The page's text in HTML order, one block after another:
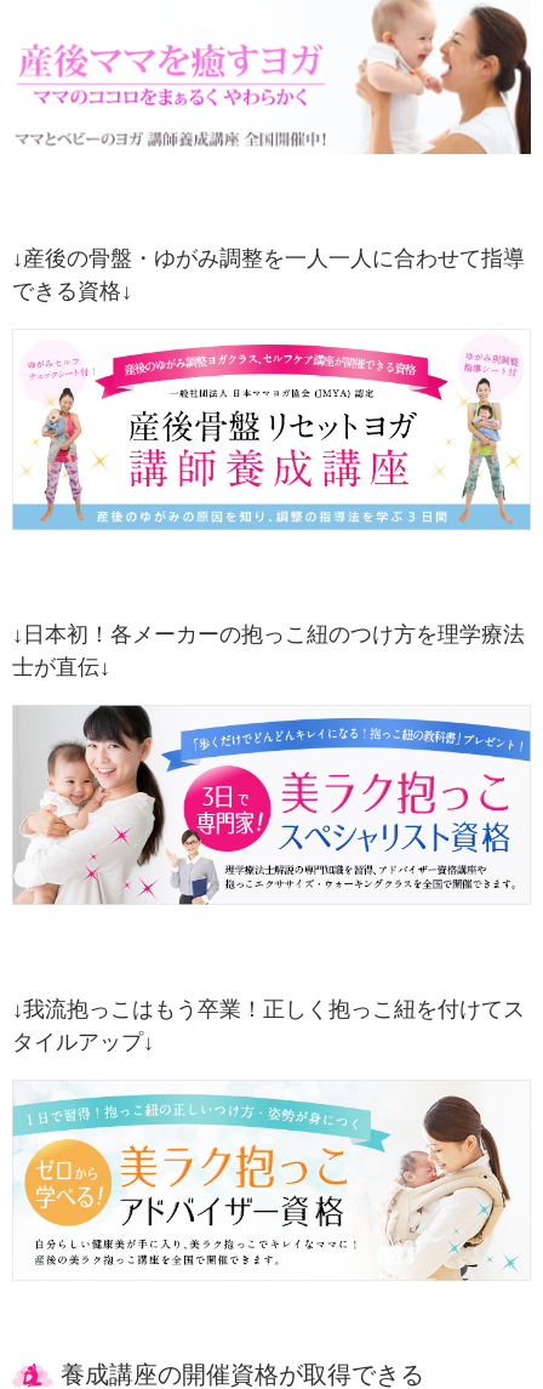
↓産後の骨盤・ゆがみ調整を一人一人に合わせて指導
できる資格↓
↓日本初！各メーカーの抱っこ紐のつけ方を理学療法
士が直伝↓
↓我流抱っこはもう卒業！正しく抱っこ紐を付けてス
タイルアップ↓
養成講座の開催資格が取得できる